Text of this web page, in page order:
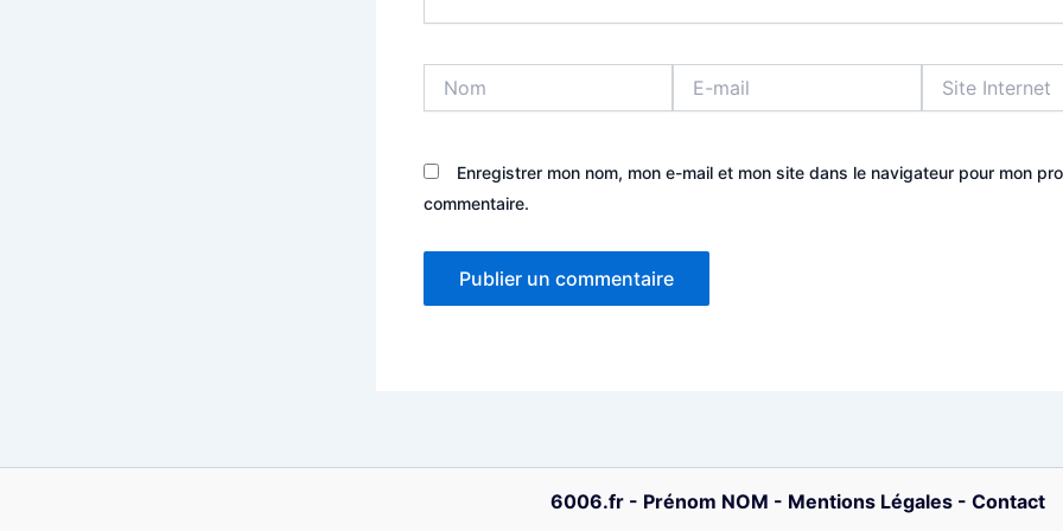
mail
Internet
Enregistrer mon nom, mon e-mail et mon site dans le navigateur pour mon
commentaire.
6006.fr- Prénom NOM - Mentions Légales- Contact